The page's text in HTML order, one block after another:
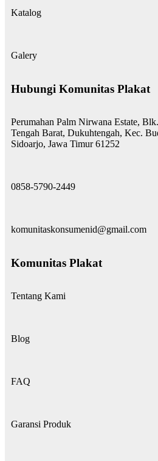
Katalog
Galery
Hubungi Komunitas Plakat
Perumahan Palm Nirwana Estate,
Tengah Barat, Dukuhtengah, Kec.
Sidoarjo, Jawa Timur 61252
0858-5790-2449
komunitaskonsumenid@gmail.com
Komunitas Plakat
Tentang Kami
Blog
FAQ
Garansi Produk